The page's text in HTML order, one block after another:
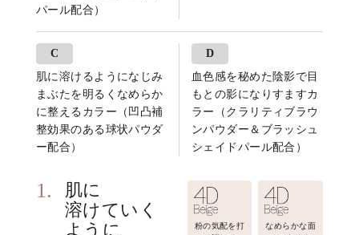
パール配合）
C
肌に溶けるようになじみ
まぶたを明るくなめらか
に整えるカラー（凹凸補
整効果のある球状パウダ
ー配合）
D
血色感を秘めた陰影で目
もとの影になりすますカ
ラー（クラリティブラウ
ンパウダー＆ブラッシュ
シェイドパール配合）
1.
肌に
溶けていく
ように
粉の気配を打
なめらかな面